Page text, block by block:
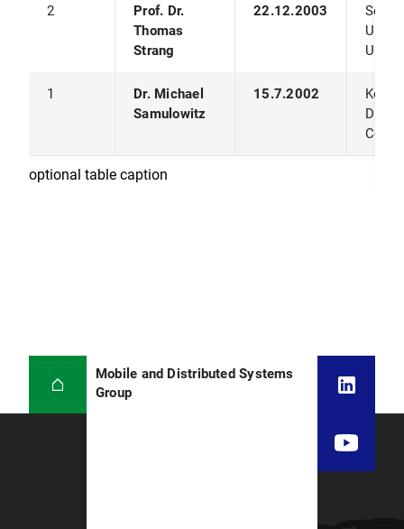
optional table caption
2
Prof. Dr.
Thomas
Strang
22.12.2003
1
Dr. Michael
Samulowitz
15.7.2002
Mobile and Distributed Systems
Group